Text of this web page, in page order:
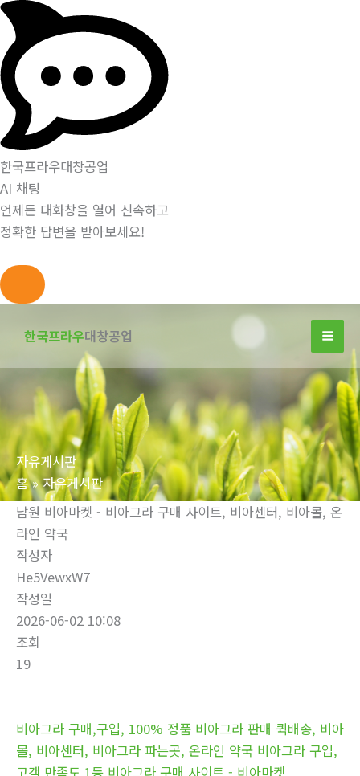
한국프라우대창공업
AI 채팅
언제든 대화창을 열어 신속하고
정확한 답변을 받아보세요!
너
뛰
기
한국프라우대창공업
자유게시판
홈
자유게시판
남원 비아마켓 - 비아그라 구매 사이트, 비아센터, 비아몰, 온
라인 약국
작성자
He5VewxW7
작성일
2026-06-02 10:08
조회
19
비아그라 구매,구입, 100% 정품 비아그라 판매 퀵배송, 비아
몰, 비아센터, 비아그라 파는곳, 온라인 약국 비아그라 구입,
고객 만족도 1등 비아그라 구매 사이트 - 비아마켓